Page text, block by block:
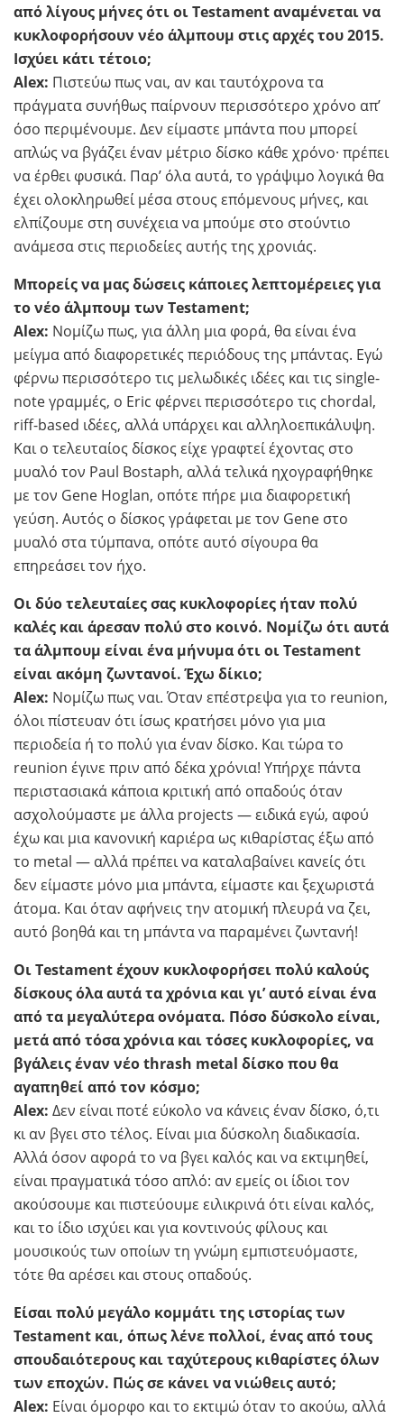
από λίγους μήνες ότι οι Testament αναμένεται να
κυκλοφορήσουν νέο άλμπουμ στις αρχές του 2015.
Ισχύει κάτι τέτοιο;
Alex: Πιστεύω πως ναι, αν και ταυτόχρονα τα
πράγματα συνήθως παίρνουν περισσότερο χρόνο απ’
όσο περιμένουμε. Δεν είμαστε μπάντα που μπορεί
απλώς να βγάζει έναν μέτριο δίσκο κάθε χρόνο· πρέπει
να έρθει φυσικά. Παρ’ όλα αυτά, το γράψιμο λογικά θα
έχει ολοκληρωθεί μέσα στους επόμενους μήνες, και
ελπίζουμε στη συνέχεια να μπούμε στο στούντιο
ανάμεσα στις περιοδείες αυτής της χρονιάς.
Μπορείς να μας δώσεις κάποιες λεπτομέρειες για
το νέο άλμπουμ των Testament;
Alex: Νομίζω πως, για άλλη μια φορά, θα είναι ένα
μείγμα από διαφορετικές περιόδους της μπάντας. Εγώ
φέρνω περισσότερο τις μελωδικές ιδέες και τις single-
note γραμμές, ο Eric φέρνει περισσότερο τις chordal,
riff-based ιδέες, αλλά υπάρχει και αλληλοεπικάλυψη.
Και ο τελευταίος δίσκος είχε γραφτεί έχοντας στο
μυαλό τον Paul Bostaph, αλλά τελικά ηχογραφήθηκε
με τον Gene Hoglan, οπότε πήρε μια διαφορετική
γεύση. Αυτός ο δίσκος γράφεται με τον Gene στο
μυαλό στα τύμπανα, οπότε αυτό σίγουρα θα
επηρεάσει τον ήχο.
Οι δύο τελευταίες σας κυκλοφορίες ήταν πολύ
καλές και άρεσαν πολύ στο κοινό. Νομίζω ότι αυτά
τα άλμπουμ είναι ένα μήνυμα ότι οι Testament
είναι ακόμη ζωντανοί. Έχω δίκιο;
Alex: Νομίζω πως ναι. Όταν επέστρεψα για το reunion,
όλοι πίστευαν ότι ίσως κρατήσει μόνο για μια
περιοδεία ή το πολύ για έναν δίσκο. Και τώρα το
reunion έγινε πριν από δέκα χρόνια! Υπήρχε πάντα
περιστασιακά κάποια κριτική από οπαδούς όταν
ασχολούμαστε με άλλα projects — ειδικά εγώ, αφού
έχω και μια κανονική καριέρα ως κιθαρίστας έξω από
το metal — αλλά πρέπει να καταλαβαίνει κανείς ότι
δεν είμαστε μόνο μια μπάντα, είμαστε και ξεχωριστά
άτομα. Και όταν αφήνεις την ατομική πλευρά να ζει,
αυτό βοηθά και τη μπάντα να παραμένει ζωντανή!
Οι Testament έχουν κυκλοφορήσει πολύ καλούς
δίσκους όλα αυτά τα χρόνια και γι’ αυτό είναι ένα
από τα μεγαλύτερα ονόματα. Πόσο δύσκολο είναι,
μετά από τόσα χρόνια και τόσες κυκλοφορίες, να
βγάλεις έναν νέο thrash metal δίσκο που θα
αγαπηθεί από τον κόσμο;
Alex: Δεν είναι ποτέ εύκολο να κάνεις έναν δίσκο, ό,τι
κι αν βγει στο τέλος. Είναι μια δύσκολη διαδικασία.
Αλλά όσον αφορά το να βγει καλός και να εκτιμηθεί,
είναι πραγματικά τόσο απλό: αν εμείς οι ίδιοι τον
ακούσουμε και πιστεύουμε ειλικρινά ότι είναι καλός,
και το ίδιο ισχύει και για κοντινούς φίλους και
μουσικούς των οποίων τη γνώμη εμπιστευόμαστε,
τότε θα αρέσει και στους οπαδούς.
Είσαι πολύ μεγάλο κομμάτι της ιστορίας των
Testament και, όπως λένε πολλοί, ένας από τους
σπουδαιότερους και ταχύτερους κιθαρίστες όλων
των εποχών. Πώς σε κάνει να νιώθεις αυτό;
Alex: Είναι όμορφο και το εκτιμώ όταν το ακούω, αλλά